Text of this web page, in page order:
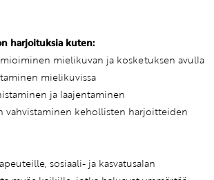
harjoituksia kuten:
mielikuvan ja kosketuksen avulla
mielikuvissa
ja laajentaminen
vahvistaminen kehollisten harjoitteiden
sosiaali- ja kasvatusalan